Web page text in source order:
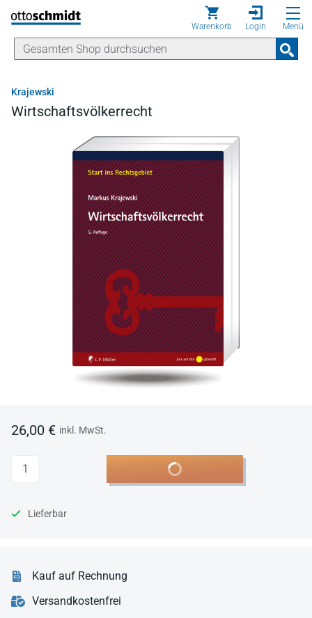
Direkt zum Inhalt
Warenkorb Login Menü
Krajewski
Wirtschaftsvölkerrecht
26,00 € inkl. MwSt.
Anzahl In den Warenkorb
Lieferbar
Kauf auf Rechnung
Versandkostenfrei